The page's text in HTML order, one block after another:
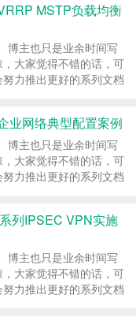
MSTP负载均衡
主也只是业余时间写
大家觉得不错的话，可
力推出更好的系列文档
多技术文章尽在网络之
。 ……继续阅读 »
业网络典型配置案例
主也只是业余时间写
大家觉得不错的话，可
力推出更好的系列文档
多技术文章尽在网络之
列IPSEC VPN实施
主也只是业余时间写
大家觉得不错的话，可
力推出更好的系列文档